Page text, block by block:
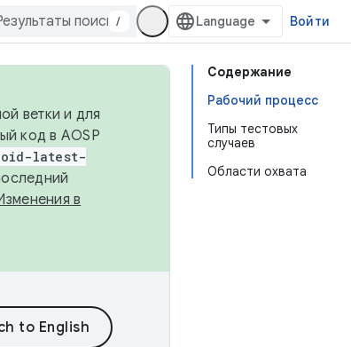
/ Войти
Содержание
Рабочий процесс
Типы тестовых
случаев
Области охвата
ветки и для
код в AOSP
latest-
в